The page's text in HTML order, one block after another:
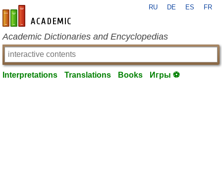
en-academic.com
RU DE ES FR
Academic Dictionaries and Encyclopedias
Interpretations Translations Books Игры ⚽